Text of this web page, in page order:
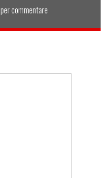
per commentare